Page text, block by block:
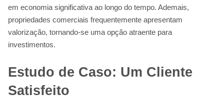
em economia significativa ao longo do tempo. Ademais,
propriedades comerciais frequentemente apresentam
valorização, tornando-se uma opção atraente para
investimentos.
Estudo de Caso: Um Cliente
Satisfeito